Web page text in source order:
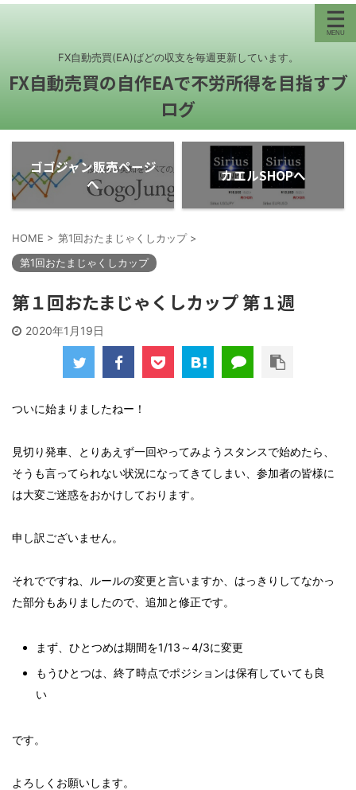
FX自動売買(EA)ばどの収支を毎週更新しています。
FX自動売買の自作EAで不労所得を目指すブ
ログ
ゴゴジャン販売ページ
へ
カエルSHOPへ
HOME > 第1回おたまじゃくしカップ >
第1回おたまじゃくしカップ
第１回おたまじゃくしカップ 第１週
2020年1月19日
ついに始まりましたねー！
見切り発車、とりあえず一回やってみようスタンスで始めたら、
そうも言ってられない状況になってきてしまい、参加者の皆様に
は大変ご迷惑をおかけしております。
申し訳ございません。
それでですね、ルールの変更と言いますか、はっきりしてなかっ
た部分もありましたので、追加と修正です。
まず、ひとつめは期間を1/13～4/3に変更
もうひとつは、終了時点でポジションは保有していても良
い
です。
よろしくお願いします。